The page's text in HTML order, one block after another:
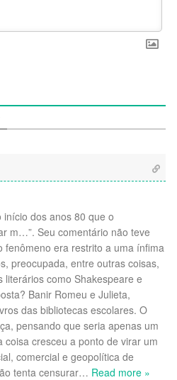
dos anos 80 que o
m…”. Seu comentário não teve
fenômeno era restrito a uma ínfima
preocupada, entre outras coisas,
literários como Shakespeare e
Banir Romeu e Julieta,
das bibliotecas escolares. O
pensando que seria apenas um
coisa cresceu a ponto de virar um
comercial e geopolítica de
tenta censurar… Read more »